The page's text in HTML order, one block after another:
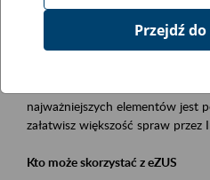
Opis wydarzenia
Platforma Usług Elektronicznych
najważniejszych elementów jest
załatwisz większość spraw przez
Kto może skorzystać z eZUS
Przejdź